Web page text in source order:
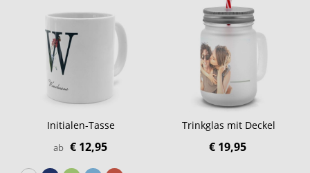
Initialen-Tasse
ab € 12,95
Trinkglas mit Deckel
€ 19,95